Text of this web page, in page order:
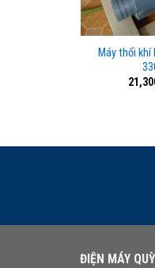
Máy thổi khí
ĐIỆN MÁY